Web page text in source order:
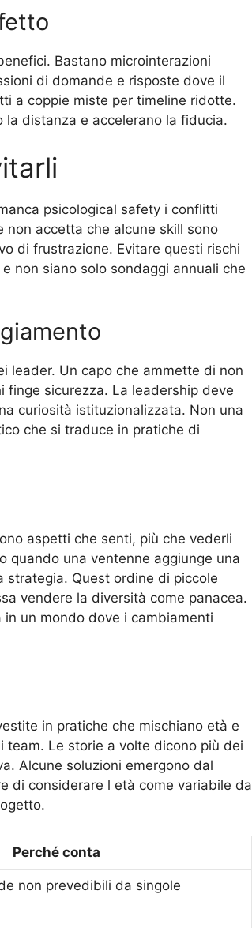
Bastano microinterazioni
di domande e risposte dove il
a coppie miste per timeline ridotte.
la distanza e accelerano la fiducia.
psicological safety i conflitti
non accetta che alcune skill sono
di frustrazione. Evitare questi rischi
non siano solo sondaggi annuali che
leader. Un capo che ammette di non
finge sicurezza. La leadership deve
curiosità istituzionalizzata. Non una
che si traduce in pratiche di
aspetti che senti, più che vederli
quando una ventenne aggiunge una
strategia. Quest ordine di piccole
vendere la diversità come panacea.
un mondo dove i cambiamenti
in pratiche che mischiano età e
team. Le storie a volte dicono più dei
Alcune soluzioni emergono dal
di considerare l età come variabile da
Perché conta
non prevedibili da singole